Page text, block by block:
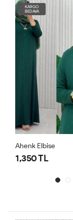
KARGO
BEDAVA
Ahenk Elbise
1,350 TL